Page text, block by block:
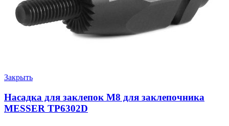
Закрыть
Насадка для заклепок М8 для заклепочника
MESSER TP6302D